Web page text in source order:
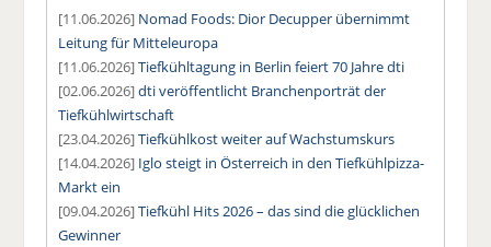
[11.06.2026] Nomad Foods: Dior Decupper übernimmt
Leitung für Mitteleuropa
[11.06.2026]Tiefkühltagung in Berlin feiert 70 Jahre dti
[02.06.2026]dti veröffentlicht Branchenporträt der
Tiefkühlwirtschaft
[23.04.2026]Tiefkühlkost weiter auf Wachstumskurs
[14.04.2026] Iglo steigt in Österreich in den Tiefkühlpizza-
Markt ein
[09.04.2026]Tiefkühl Hits 2026 – das sind die glücklichen
Gewinner